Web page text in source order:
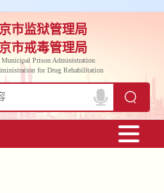
市监狱管理局
市戒毒管理局
Prison Administration
for Drug Rehabilitation